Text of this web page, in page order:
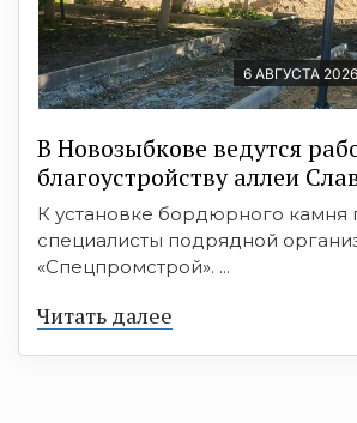
6 АВГУСТА
В Новозыбкове ведутся
благоустройству аллеи
К установке бордюрного камня
специалисты подрядной
«Спецпромстрой». ...
Читать далее